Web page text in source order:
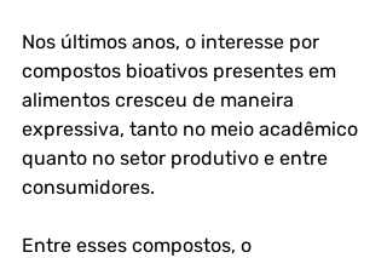
Nos últimos anos, o interesse por
compostos bioativos presentes em
alimentos cresceu de maneira
expressiva, tanto no meio acadêmico
quanto no setor produtivo e entre
consumidores.
Entre esses compostos, o